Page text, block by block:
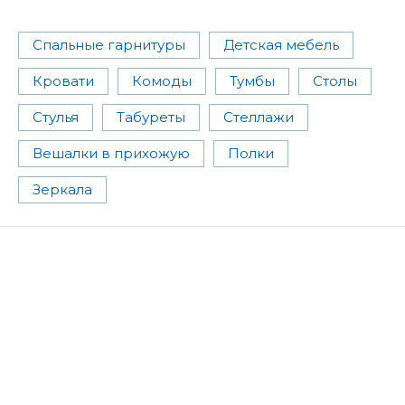
Спальные гарнитуры Детская мебель
Кровати Комоды Тумбы Столы
Стулья Табуреты Стеллажи
Вешалки в прихожую Полки
Зеркала